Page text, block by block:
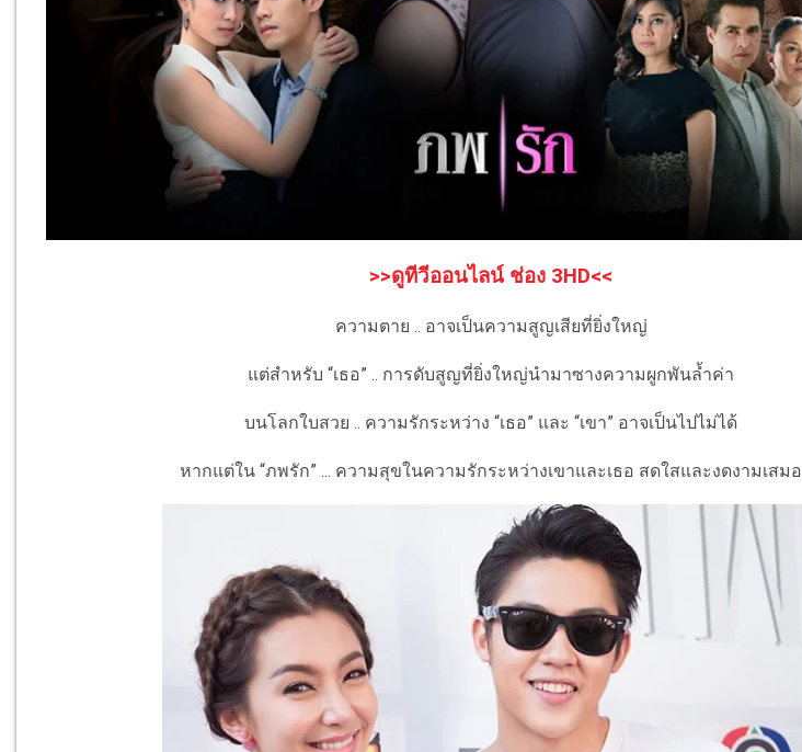
>>ดูทีวีออนไลน์ ช่อง 3HD<<
ความตาย .. อาจเป็นความสูญเสียที่ยิ่งใหญ่
แต่สำหรับ “เธอ” .. การดับสูญที่ยิ่งใหญ่นำมาซางความผูกพันล้ำค่า
บนโลกใบสวย .. ความรักระหว่าง “เธอ” และ “เขา” อาจเป็นไปไม่ได้
หากแต่ใน “ภพรัก” ... ความสุขในความรักระหว่างเขาและเธอ สดใสและงดงามเสมอ